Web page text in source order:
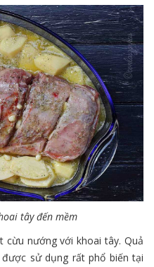
tây đến mềm
cừu nướng với khoai tây. Quả
sử dụng rất phổ biến tại